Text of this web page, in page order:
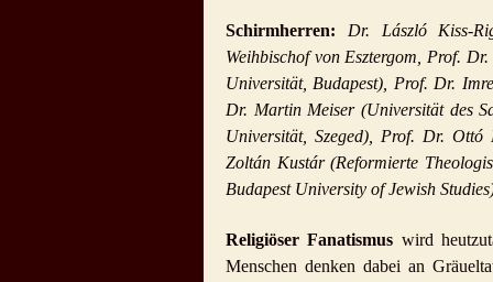
Schirmherren:
Dr. László Kiss-
Weihbischof von Esztergom, Prof.
Universität, Budapest), Prof. Dr.
Dr. Martin Meiser (Universität des
Universität, Szeged), Prof. Dr. Ottó
Zoltán Kustár (Reformierte
Budapest University of Jewish
Religiöser Fanatismus wird
Menschen denken dabei an